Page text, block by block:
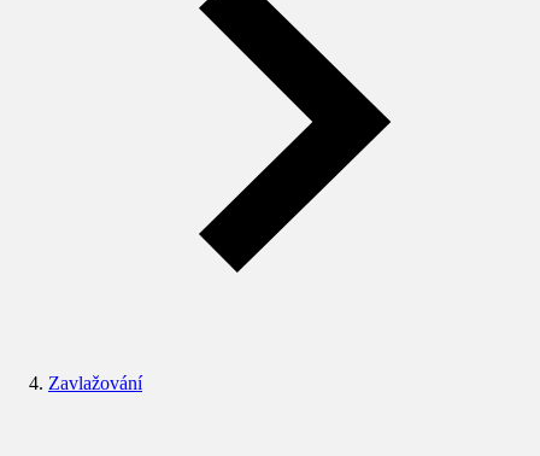
Zavlažování